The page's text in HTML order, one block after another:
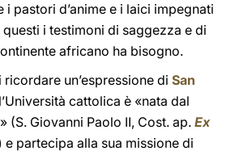
pastori d’anime e i laici impegnati
i testimoni di saggezza e di
africano ha bisogno.
un’espressione di San
cattolica è «nata dal
(S. Giovanni Paolo II, Cost. ap. Ex
e partecipa alla sua missione di